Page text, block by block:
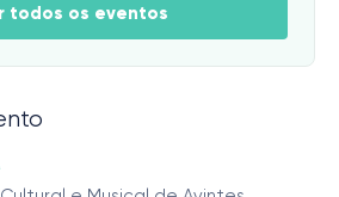
todos os eventos